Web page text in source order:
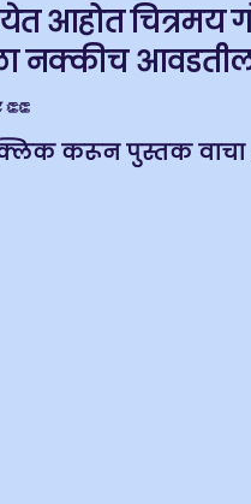
आहोत चित्रमय
नक्कीच आवडतील
👏👏
करून पुस्तक वाचा